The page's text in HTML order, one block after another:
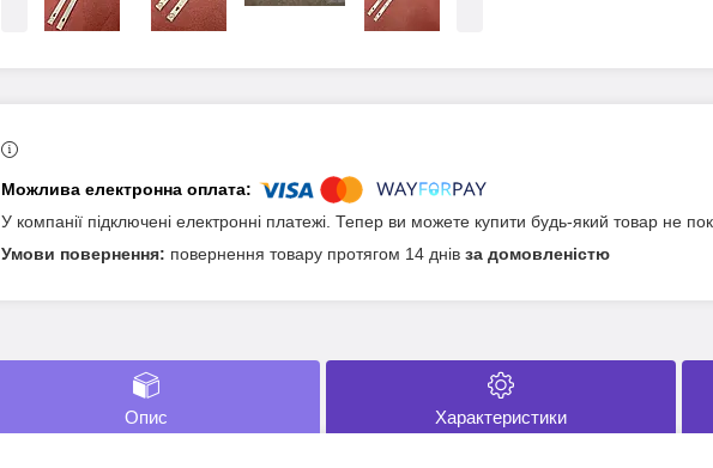
У компанії підключені електронні платежі. Тепер ви можете купити будь-який товар не
повернення товару протягом 14 днів за домовленістю
Опис Характеристики